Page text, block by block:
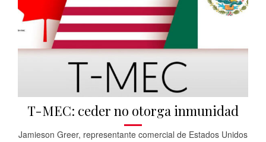
T-MEC: ceder no otorga inmunidad
Jamieson Greer, representante comercial de Estados Unidos